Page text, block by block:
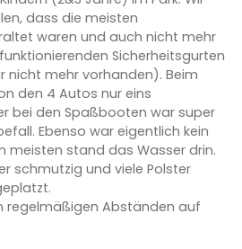
dass die meisten
waren und auch nicht mehr
Sicherheitsgurten
nicht mehr vorhanden). Beim
den 4 Autos nur eins
bei den Spaßbooten war super
Ebenso war eigentlich kein
meisten stand das Wasser drin.
schmutzig und viele Polster
regelmäßigen Abständen auf